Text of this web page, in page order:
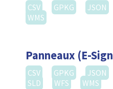
CSV
GPKG JSON
WMS
Panneaux (E-
CSV GPKG JSON
SLD
WFS WMS